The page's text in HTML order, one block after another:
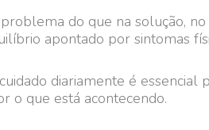
do que na solução,
apontado por sintomas
diariamente é essencial
o que está acontecendo.